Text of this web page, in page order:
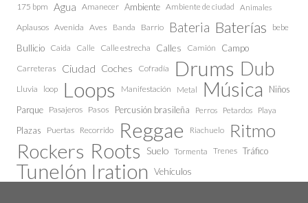
175 bpm Agua Amanecer Ambiente Ambiente de ciudad Animales
Aplausos Avenida Aves Banda Barrio Bateria Baterías bebe
Bullicio Caida Calle Calle estrecha Calles Camión Campo
Carreteras Ciudad Coches Cofradía Drums Dub
Lluvia loop Loops Manifestación Metal Música
Niños
Parque Pasajeros Pasos Percusión brasileña Perros Petardos Playa
Plazas Puertas Recorrido Reggae Riachuelo Ritmo
Rockers Roots Suelo Tormenta Trenes Tráfico
Tunelón Iration Vehículos